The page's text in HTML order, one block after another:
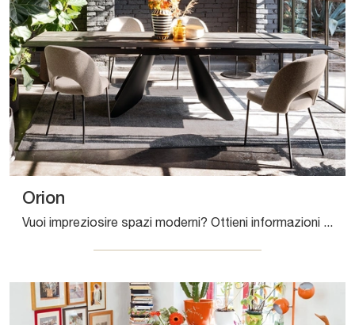
Orion
Vuoi impreziosire spazi moderni? Ottieni informazioni sui tavoli moderni allungabili: il modello da pranzo Orion ti sta aspettando.